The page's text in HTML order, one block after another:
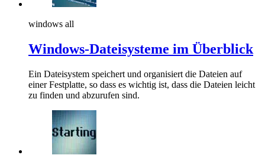
windows all
Windows-Dateisysteme im Überblick
Ein Dateisystem speichert und organisiert die Dateien auf
einer Festplatte, so dass es wichtig ist, dass die Dateien leicht
zu finden und abzurufen sind.